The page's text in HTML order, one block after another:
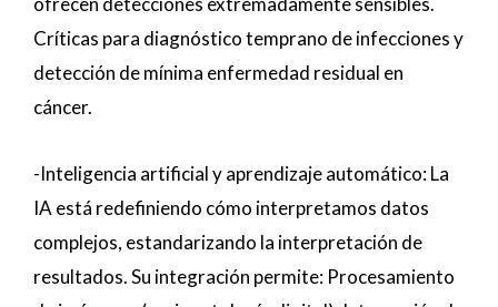
Críticas para diagnóstico temprano de infecciones y
detección de mínima enfermedad residual en
cáncer.
-Inteligencia artificial y aprendizaje automático: La
IA está redefiniendo cómo interpretamos datos
complejos, estandarizando la interpretación de
resultados. Su integración permite: Procesamiento